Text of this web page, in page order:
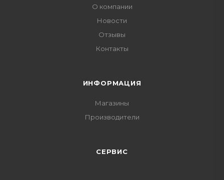
О компании
Новости
Отзывы
Контакты
ИНФОРМАЦИЯ
Магазины
Производители
СЕРВИС